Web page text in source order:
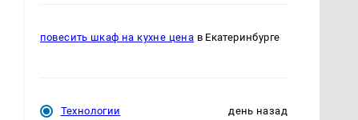
повесить шкаф на кухне цена в Екатеринбурге
Технологии день назад